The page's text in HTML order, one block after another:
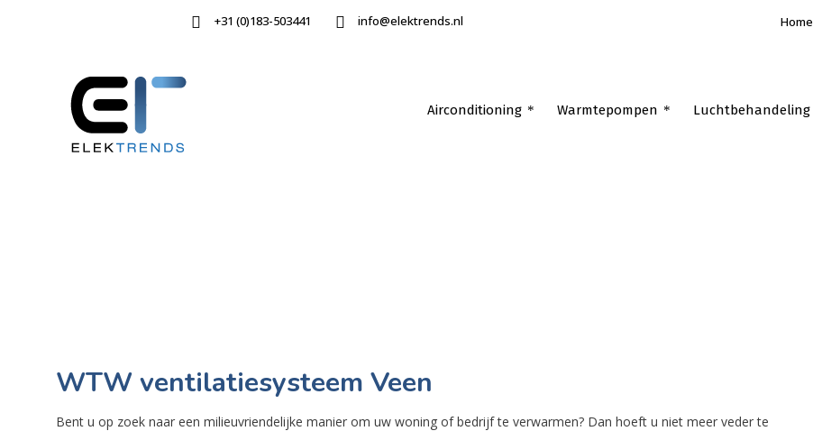
+31 (0)183-503441 info@elektrends.nl Home
Airconditioning Warmtepompen Luchtbehandeling
WTW ventilatiesysteem Veen
Bent u op zoek naar een milieuvriendelijke manier om uw woning of bedrijf te verwarmen? Dan hoeft u niet meer veder te